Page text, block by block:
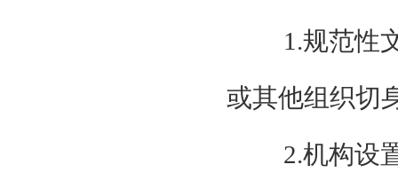
1.规范性
或其他组织切
2.机构设